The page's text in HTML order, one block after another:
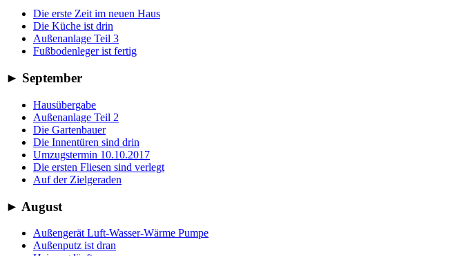
Die erste Zeit im neuen Haus
Die Küche ist drin
Außenanlage Teil 3
Fußbodenleger ist fertig
► September
Hausübergabe
Außenanlage Teil 2
Die Gartenbauer
Die Innentüren sind drin
Umzugstermin 10.10.2017
Die ersten Fliesen sind verlegt
Auf der Zielgeraden
► August
Außengerät Luft-Wasser-Wärme Pumpe
Außenputz ist dran